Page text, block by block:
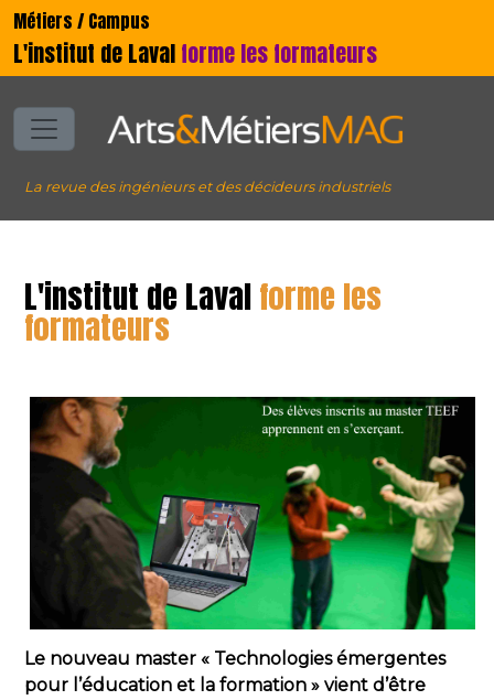
Métiers / Campus
L'institut de Lavalforme les formateurs
La revue des ingénieurs et des décideurs industriels
L'institut de Lavalforme les
formateurs
Le nouveau master « Technologies émergentes
pour l’éducation et la formation » vient d’être